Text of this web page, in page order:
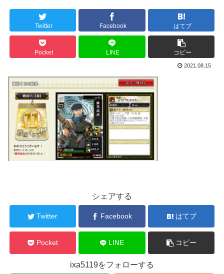
Twitter Facebook はてブ
Pocket LINE コピー
2021.08.15
シェアする
Twitter Facebook はてブ
Pocket LINE コピー
ixa5119をフォローする